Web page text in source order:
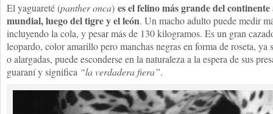
El yaguareté (panther onca) es el felino más grande del
mundial, luego del tigre y el león. Un macho adulto puede medir
incluyendo la cola, y pesar más de 130 kilogramos. Es un gran
leopardo, color amarillo pero manchas negras en forma de roseta, ya
o alargadas, puede esconderse en la naturaleza a la espera de sus
guaraní y significa “la verdadera fiera”.